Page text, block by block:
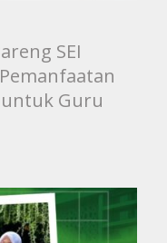
SEI
Guru